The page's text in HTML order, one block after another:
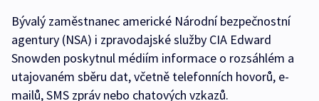
Bývalý zaměstnanec americké Národní bezpečnostní
agentury (NSA) i zpravodajské služby CIA Edward
Snowden poskytnul médiím informace o rozsáhlém a
utajovaném sběru dat, včetně telefonních hovorů, e-
mailů, SMS zpráv nebo chatových vzkazů.